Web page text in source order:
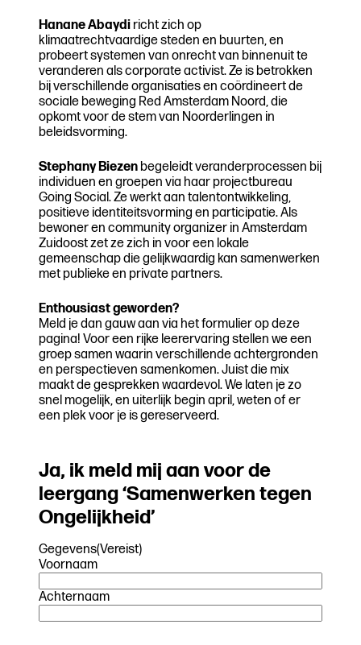
Hanane Abaydi richt zich op
klimaatrechtvaardige steden en buurten, en
probeert systemen van onrecht van binnenuit te
veranderen als corporate activist. Ze is betrokken
bij verschillende organisaties en coördineert de
sociale beweging Red Amsterdam Noord, die
opkomt voor de stem van Noorderlingen in
beleidsvorming.
Stephany Biezen begeleidt veranderprocessen bij
individuen en groepen via haar projectbureau
Going Social. Ze werkt aan talentontwikkeling,
positieve identiteitsvorming en participatie. Als
bewoner en community organizer in Amsterdam
Zuidoost zet ze zich in voor een lokale
gemeenschap die gelijkwaardig kan samenwerken
met publieke en private partners.
Enthousiast geworden?
Meld je dan gauw aan via het formulier op deze
pagina! Voor een rijke leerervaring stellen we een
groep samen waarin verschillende achtergronden
en perspectieven samenkomen. Juist die mix
maakt de gesprekken waardevol. We laten je zo
snel mogelijk, en uiterlijk begin april, weten of er
een plek voor je is gereserveerd.
Ja, ik meld mij aan voor de
leergang ‘Samenwerken tegen
Ongelijkheid’
Gegevens(Vereist)
Voornaam
Achternaam